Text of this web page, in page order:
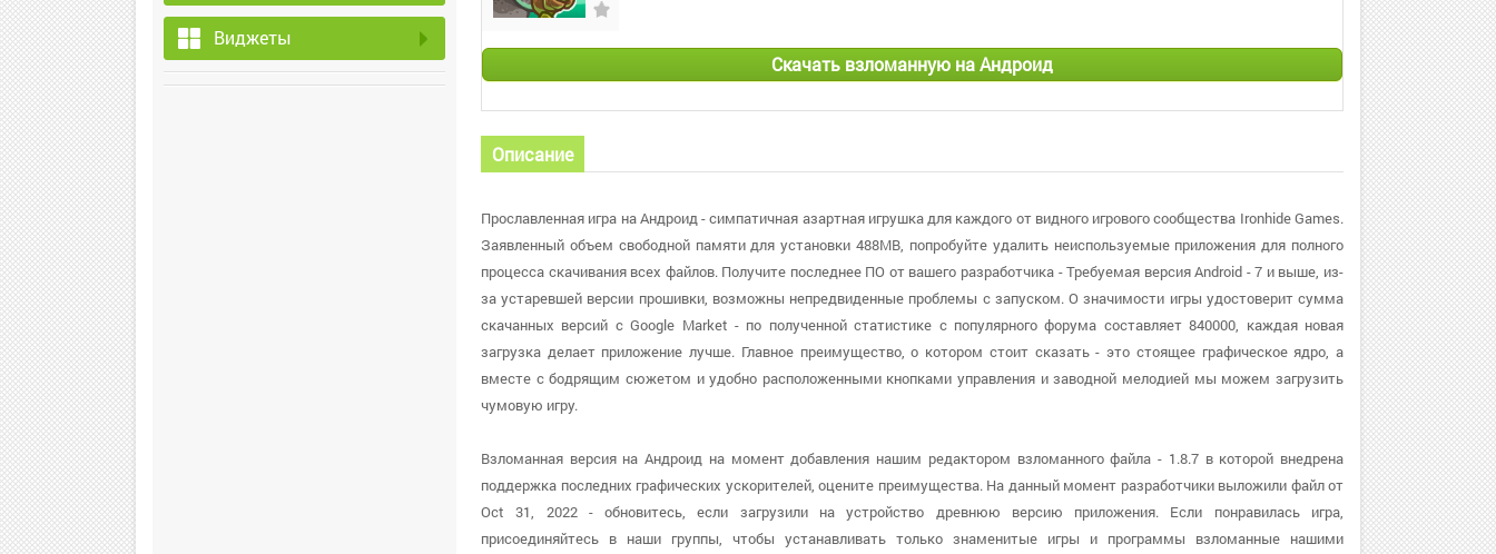
Виджеты
Скачать взломанную на Андроид
Описание
Прославленная игра на Андроид - симпатичная азартная игрушка для каждого от видного игрового сообщества Ironhide Games.
Заявленный объем свободной памяти для установки 488MB, попробуйте удалить неиспользуемые приложения для полного
процесса скачивания всех файлов. Получите последнее ПО от вашего разработчика - Требуемая версия Android - 7 и выше, из-
за устаревшей версии прошивки, возможны непредвиденные проблемы с запуском. О значимости игры удостоверит сумма
скачанных версий с Google Market - по полученной статистике с популярного форума составляет 840000, каждая новая
загрузка делает приложение лучше. Главное преимущество, о котором стоит сказать - это стоящее графическое ядро, а
вместе с бодрящим сюжетом и удобно расположенными кнопками управления и заводной мелодией мы можем загрузить
чумовую игру.
Взломанная версия на Андроид на момент добавления нашим редактором взломанного файла - 1.8.7 в которой внедрена
поддержка последних графических ускорителей, оцените преимущества. На данный момент разработчики выложили файл от
Oct 31, 2022 - обновитесь, если загрузили на устройство древнюю версию приложения. Если понравилась игра,
присоединяйтесь в наши группы, чтобы устанавливать только знаменитые игры и программы взломанные нашими